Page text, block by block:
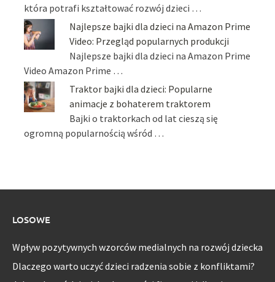
która potrafi kształtować rozwój dzieci …
Najlepsze bajki dla dzieci na Amazon Prime
Video: Przegląd popularnych produkcji
Najlepsze bajki dla dzieci na Amazon Prime
Video Amazon Prime …
Traktor bajki dla dzieci: Popularne
animacje z bohaterem traktorem
Bajki o traktorkach od lat cieszą się
ogromną popularnością wśród …
LOSOWE
Wpływ pozytywnych wzorców medialnych na rozwój dziecka
Dlaczego warto uczyć dzieci radzenia sobie z konfliktami?